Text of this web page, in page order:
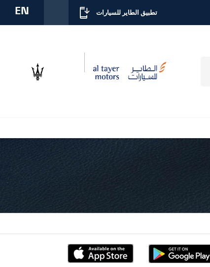
EN تطبيق الطاير للسيارات